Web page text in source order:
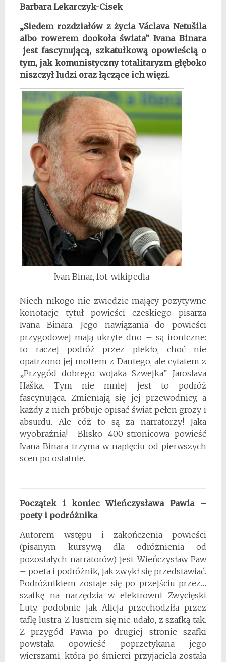
Barbara Lekarczyk-Cisek
„Siedem rozdziałów z życia Václava Netušila
albo rowerem dookoła świata” Ivana Binara
jest fascynującą, szkatułkową opowieścią o
tym, jak komunistyczny totalitaryzm głęboko
niszczył ludzi oraz łączące ich więzi.
Ivan Binar, fot. wikipedia
Niech nikogo nie zwiedzie mający pozytywne
konotacje tytuł powieści czeskiego pisarza
Ivana Binara. Jego nawiązania do powieści
przygodowej mają ukryte dno – są ironiczne:
to raczej podróż przez piekło, choć nie
opatrzono jej mottem z Dantego, ale cytatem z
„Przygód dobrego wojaka Szwejka” Jaroslava
Haška. Tym nie mniej jest to podróż
fascynująca. Zmieniają się jej przewodnicy, a
każdy z nich próbuje opisać świat pełen grozy i
absurdu. Ale cóż to są za narratorzy! Jaka
wyobraźnia! Blisko 400-stronicowa powieść
Ivana Binara trzyma w napięciu od pierwszych
scen po ostatnie.
Początek i koniec Wieńczysława Pawia –
poety i podróżnika
Autorem wstępu i zakończenia powieści
(pisanym kursywą dla odróżnienia od
pozostałych narratorów) jest Wieńczysław Paw
– poeta i podróżnik, jak zwykł się przedstawiać.
Podróżnikiem zostaje się po przejściu przez…
szafkę na narzędzia w elektrowni Zwycięski
Luty, podobnie jak Alicja przechodziła przez
taflę lustra. Z lustrem się nie udało, z szafką tak.
Z przygód Pawia po drugiej stronie szafki
powstała opowieść poprzetykana jego
wierszami, która po śmierci przyjaciela została